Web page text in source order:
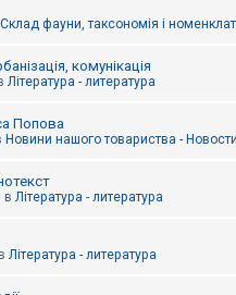
Склад фауни, таксономія і
комунікація
Література - литература
Попова
Новини нашого товариства -
в Література - литература
Література - литература